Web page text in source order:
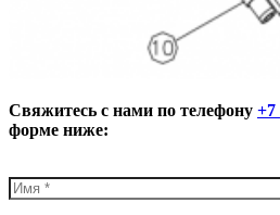
Свяжитесь с нами по телефону +7
форме ниже: